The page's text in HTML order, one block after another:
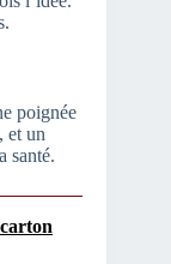
poignée
et un
santé.